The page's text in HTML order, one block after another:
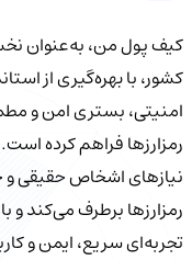
کیف‌ پول من، به‌عنوان
کشور، با بهره‌گیری از
امنیتی، بستری امن و
رمزارزها فراهم کرده
نیازهای اشخاص حقیقی و
رمزارزها برطرف می‌کند و
تجربه‌ای سریع، ایمن و